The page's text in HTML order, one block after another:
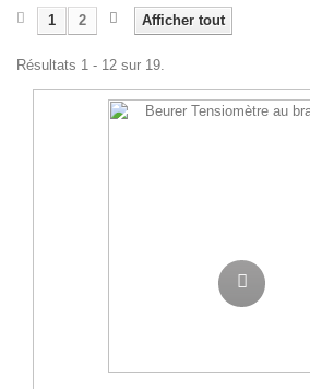
Afficher tout
1 2
Résultats 1 - 12 sur 19.